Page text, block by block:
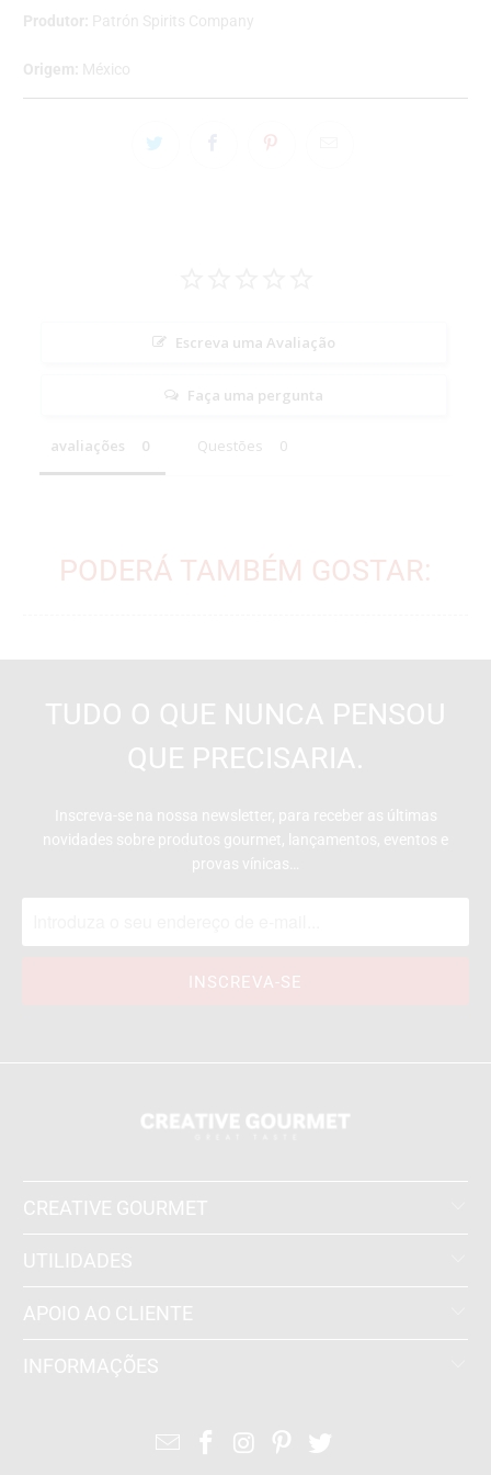
Produtor: Patrón Spirits Company
Origem: México
Escreva uma Avaliação
Faça uma pergunta
avaliações Questões
PODERÁ TAMBÉM GOSTAR:
TUDO O QUE NUNCA PENSOU
QUE PRECISARIA.
Inscreva-se na nossa newsletter, para receber as últimas
novidades sobre produtos gourmet, lançamentos, eventos e
provas vínicas…
CREATIVE GOURMET
UTILIDADES
APOIO AO CLIENTE
INFORMAÇÕES